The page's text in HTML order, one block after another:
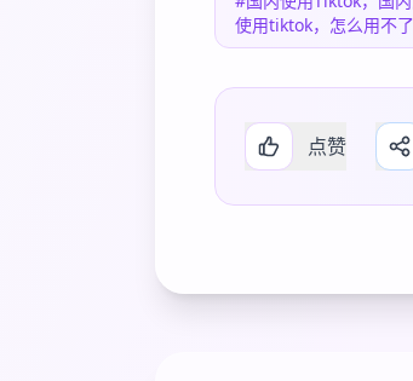
使用tiktok，怎么用不
点赞